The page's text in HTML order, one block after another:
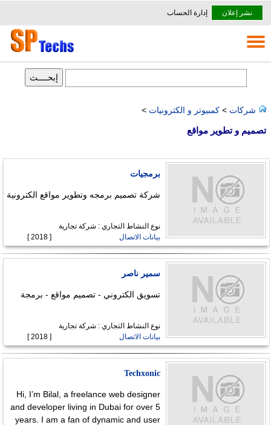
نشر إعلان إدارة الحساب
شركات>كمبيوتر و الكترونيات >
تصميم و تطوير مواقع
برمجيات
شركة تصميم برمجه وتطوير مواقع الكترونية
نوع النشاط التجاري : شركة تجارية
بيانات الاتصال
[ 2018 ]
سمير ناصر
تسويق الكتروني - تصميم مواقع - برمجة
نوع النشاط التجاري : شركة تجارية
بيانات الاتصال
[ 2018 ]
Techxonic
Hi, I’m Bilal, a freelance web designer
and developer living in Dubai for over 5
years. I am a fan of dynamic and user